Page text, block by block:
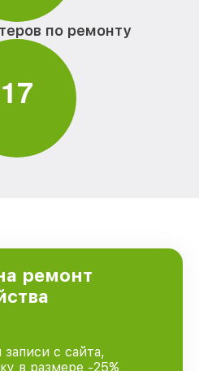
по ремонту
17
ремонт
с сайта,
в размере -25%